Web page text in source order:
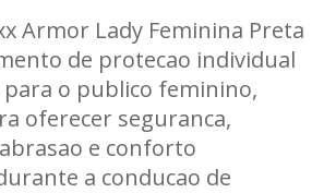
Armor Lady Feminina Preta
de protecao individual
para o publico feminino,
oferecer seguranca,
e conforto
a conducao de